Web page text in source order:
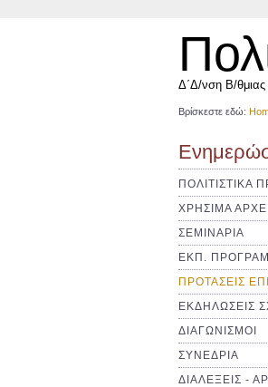
Δ΄Δ/νση Β/
Βρίσκεστε εδώ:
ΠΟΛΙΤΙΣΤΙΚΑ
ΧΡΗΣΙΜΑ
ΣΕΜΙΝΑΡΙΑ
ΕΚΠ.
ΠΡΟΤΑΣΕΙΣ
ΕΚΔΗΛΩΣΕΙΣ
ΔΙΑΓΩΝΙΣΜΟΙ
ΣΥΝΕΔΡΙΑ
ΔΙΑΛΕΞΕΙΣ -